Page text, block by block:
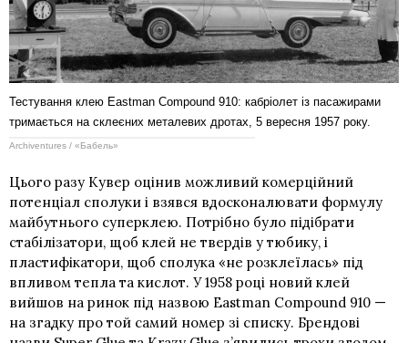
Тестування клею Eastman Compound 910: кабріолет із пасажирами
тримається на склеєних металевих дротах, 5 вересня 1957 року.
Archiventures / «Бабель»
Цього разу Кувер оцінив можливий комерційний
потенціал сполуки і взявся вдосконалювати формулу
майбутнього суперклею. Потрібно було підібрати
стабілізатори, щоб клей не твердів у тюбику, і
пластифікатори, щоб сполука «не розклеїлась» під
впливом тепла та кислот. У 1958 році новий клей
вийшов на ринок під назвою Eastman Compound 910 —
на згадку про той самий номер зі списку. Брендові